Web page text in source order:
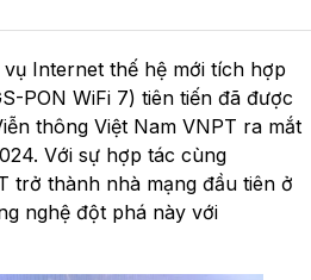
Internet thế hệ mới tích hợp
PON WiFi 7) tiên tiến đã được
thông Việt Nam VNPT ra mắt
Với sự hợp tác cùng
trở thành nhà mạng đầu tiên ở
nghệ đột phá này với